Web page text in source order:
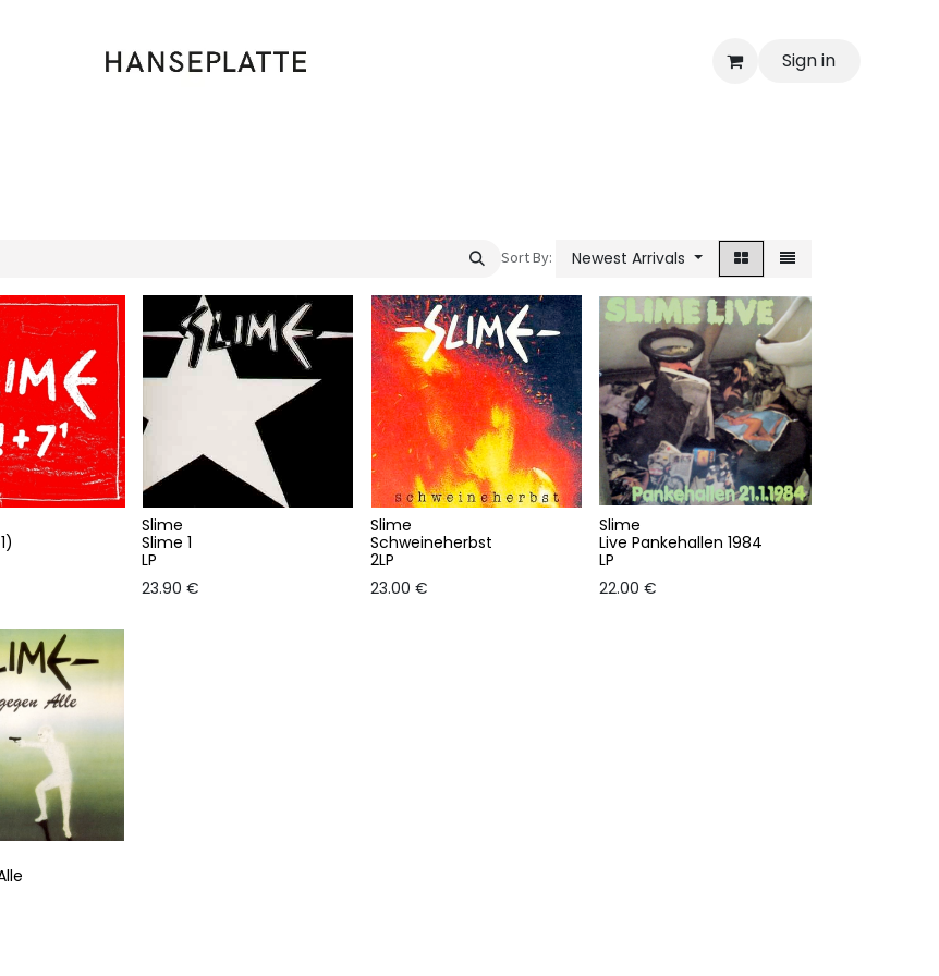
Sign in
Sort By: Newest Arrivals
Slime
Slime 1
LP
23.90 €
Slime
Schweineherbst
2LP
23.00 €
Slime
Live Pankehallen 1984
LP
22.00 €